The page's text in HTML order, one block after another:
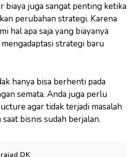
biaya juga sangat penting ketika
perubahan strategi. Karena
hal apa saja yang biayanya
strategi baru
hanya bisa berhenti pada
semata. Anda juga perlu
agar tidak terjadi masalah
bisnis sudah berjalan.
DK